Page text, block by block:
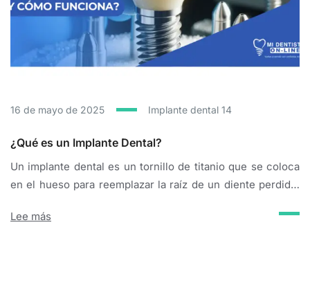
16 de mayo de 2025 Implante dental 14
¿Qué es un Implante Dental?
Un implante dental es un tornillo de titanio que se coloca
en el hueso para reemplazar la raíz de un diente perdido.
sonrisa natural y funcional. Es como tener un diente nuevo
Lee más